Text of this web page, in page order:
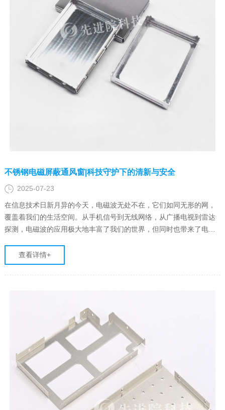
不锈钢电磁屏蔽通风窗|科技守护下的清新与安全
2025-07-23
在信息技术日新月异的今天，电磁波无处不在，它们如同无形的网，
覆盖着我们的生活空间。从手机信号到无线网络，从广播电视到雷达
探测，电磁波的应用极大地丰富了我们的世界，但同时也带来了电磁
蔽通风窗应运而生，以其独特的设计理念和卓越的性能，为我们提供
了一个既通风又安全的……
查看详情+